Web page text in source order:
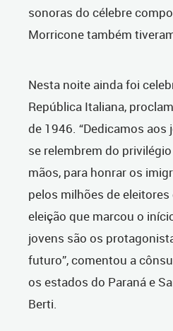
sonoras do célebre
Morricone também
Nesta noite ainda foi
República Italiana,
de 1946. “Dedicamos aos
se relembrem do
mãos, para honrar os
pelos milhões de
eleição que marcou o
jovens são os
futuro”, comentou a
os estados do Paraná e
Berti.